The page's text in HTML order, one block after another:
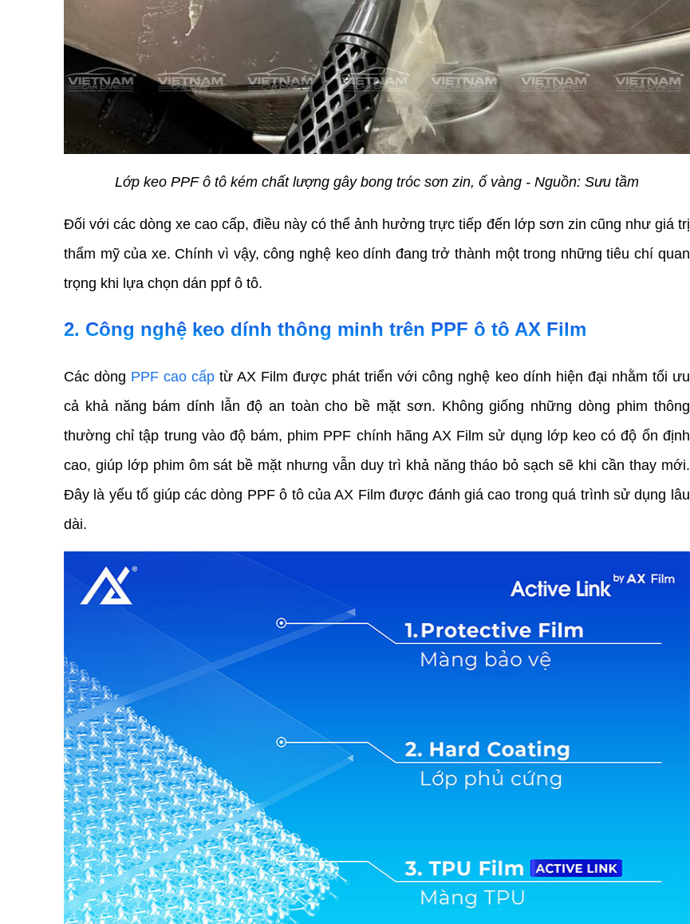
Lớp keo PPF ô tô kém chất lượng gây bong tróc sơn zin, ố vàng - Nguồn: Sưu tầm
Đối với các dòng xe cao cấp, điều này có thể ảnh hưởng trực tiếp đến lớp sơn zin cũng như giá trị
thẩm mỹ của xe. Chính vì vậy, công nghệ keo dính đang trở thành một trong những tiêu chí quan
trọng khi lựa chọn dán ppf ô tô.
2. Công nghệ keo dính thông minh trên PPF ô tô AX Film
Các dòng PPF cao cấp từ AX Film được phát triển với công nghệ keo dính hiện đại nhằm tối ưu
cả khả năng bám dính lẫn độ an toàn cho bề mặt sơn. Không giống những dòng phim thông
thường chỉ tập trung vào độ bám, phim PPF chính hãng AX Film sử dụng lớp keo có độ ổn định
cao, giúp lớp phim ôm sát bề mặt nhưng vẫn duy trì khả năng tháo bỏ sạch sẽ khi cần thay mới.
Đây là yếu tố giúp các dòng PPF ô tô của AX Film được đánh giá cao trong quá trình sử dụng lâu
dài.